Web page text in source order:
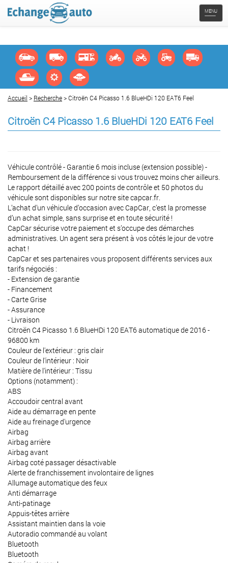
MENU
Accueil > Recherche> Citroën C4 Picasso 1.6 BlueHDi 120 EAT6 Feel
Citroën C4 Picasso 1.6 BlueHDi 120 EAT6 Feel
Véhicule contrôlé - Garantie 6 mois incluse (extension possible) -
Remboursement de la différence si vous trouvez moins cher ailleurs.
Le rapport détaillé avec 200 points de contrôle et 50 photos du
véhicule sont disponibles sur notre site capcar.fr.
L’achat d’un véhicule d’occasion avec CapCar, c’est la promesse
d’un achat simple, sans surprise et en toute sécurité !
CapCar sécurise votre paiement et s’occupe des démarches
administratives. Un agent sera présent à vos côtés le jour de votre
achat !
CapCar et ses partenaires vous proposent différents services aux
tarifs négociés :
- Extension de garantie
- Financement
- Carte Grise
- Assurance
- Livraison
Citroën C4 Picasso 1.6 BlueHDi 120 EAT6 automatique de 2016 -
96800 km
Couleur de l'extérieur : gris clair
Couleur de l'intérieur : Noir
Matière de l'intérieur : Tissu
Options (notamment) :
ABS
Accoudoir central avant
Aide au démarrage en pente
Aide au freinage d'urgence
Airbag
Airbag arrière
Airbag avant
Airbag coté passager désactivable
Alerte de franchissement involontaire de lignes
Allumage automatique des feux
Anti démarrage
Anti-patinage
Appuis-têtes arrière
Assistant maintien dans la voie
Autoradio commandé au volant
Bluetooth
Bluetooth